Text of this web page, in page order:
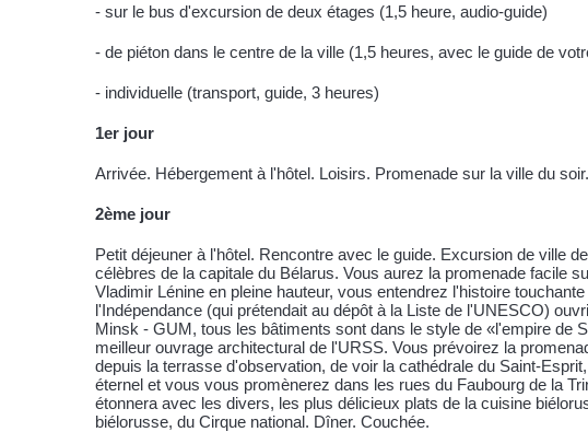
- sur le bus d'excursion de deux étages (1,5 heure, audio-guide)
- de piéton dans le centre de la ville (1,5 heures, avec le guide de
- individuelle (transport, guide, 3 heures)
1er jour
Arrivée. Hébergement à l'hôtel. Loisirs. Promenade sur la ville du
2ème jour
Petit déjeuner à l'hôtel. Rencontre avec le guide. Excursion de ville
célèbres de la capitale du Bélarus. Vous aurez la promenade facile
Vladimir Lénine en pleine hauteur, vous entendrez l'histoire
l'Indépendance (qui prétendait au dépôt à la Liste de l'UNESCO)
Minsk - GUM, tous les bâtiments sont dans le style de «l'empire de
meilleur ouvrage architectural de l'URSS. Vous prévoirez la
depuis la terrasse d'observation, de voir la cathédrale du Saint-
éternel et vous vous promènerez dans les rues du Faubourg de la
étonnera avec les divers, les plus délicieux plats de la cuisine
biélorusse, du Cirque national. Dîner. Couchée.